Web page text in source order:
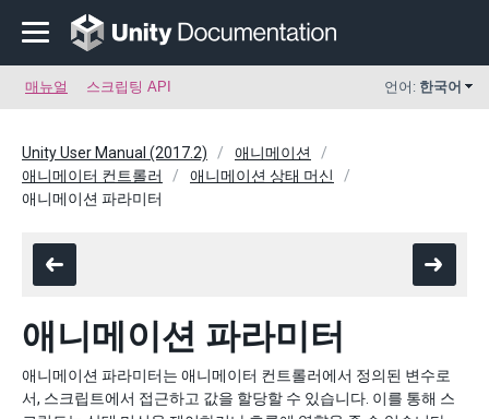
매뉴얼 스크립팅 API 언어: 한국어
Unity User Manual (2017.2)
애니메이션
애니메이터 컨트롤러
애니메이션 상태 머신
애니메이션 파라미터
애니메이션 파라미터
애니메이션 파라미터는 애니메이터 컨트롤러에서 정의된 변수로
서, 스크립트에서 접근하고 값을 할당할 수 있습니다. 이를 통해 스